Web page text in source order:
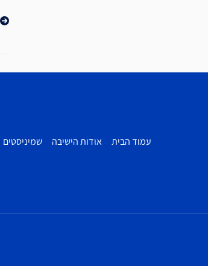
עמוד הבית אודות הישיבה שמיניסטים